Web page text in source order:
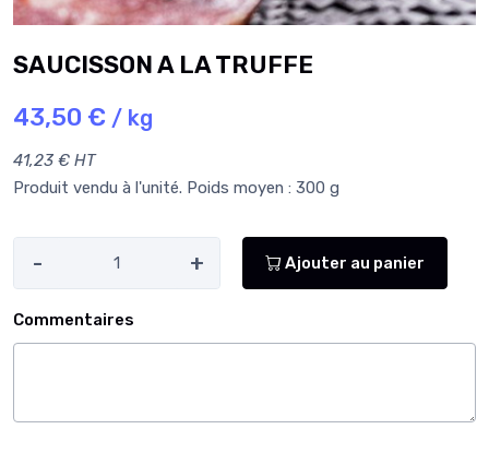
SAUCISSON A LA TRUFFE
43,50 € / kg
41,23 € HT
Produit vendu à l'unité. Poids moyen : 300 g
- + Ajouter au panier
Commentaires